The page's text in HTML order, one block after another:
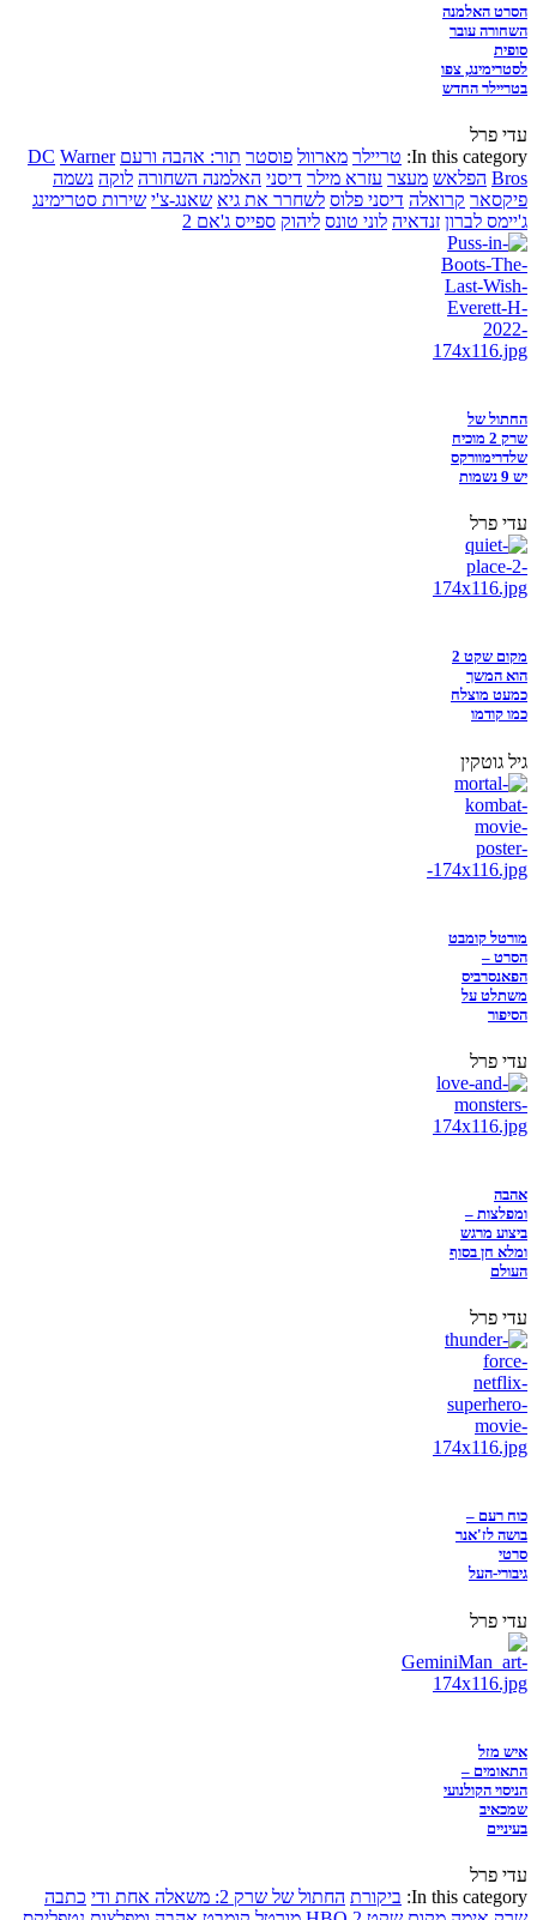
הסרט האלמנה
השחורה עובר
סופית
לסטרימינג, צפו
בטריילר החדש
עדי פרל
In this category: טריילר מארוול פוסטר תור: אהבה ורעם DC Warner
Bros הפלאש מעצר עזרא מילר דיסני האלמנה השחורה לוקה נשמה
פיקסאר קרואלה דיסני פלוס לשחרר את גיא שאנג-צ'י שירות סטרימינג
ג'יימס לברון זנדאיה לוני טונס ליהוק ספייס ג'אם 2
החתול של
שרק 2 מוכיח
שלדרימוורקס
יש 9 נשמות
עדי פרל
מקום שקט 2
הוא המשך
כמעט מוצלח
כמו קודמו
גיל גוטקין
מורטל קומבט
הסרט –
הפאנסרביס
משתלט על
הסיפור
עדי פרל
אהבה
ומפלצות –
ביצוע מרגש
ומלא חן בסוף
העולם
עדי פרל
כוח רעם –
בושה לז'אנר
סרטי
גיבורי-העל
עדי פרל
איש מזל
התאומים –
הניסוי הקולנועי
שמכאיב
בעיניים
עדי פרל
In this category: ביקורת החתול של שרק 2: משאלה אחת ודי
כתבה